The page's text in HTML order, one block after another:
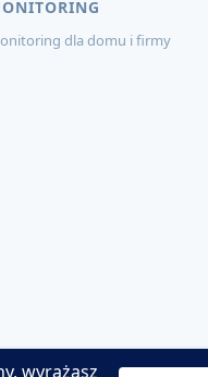
dla domu i firmy